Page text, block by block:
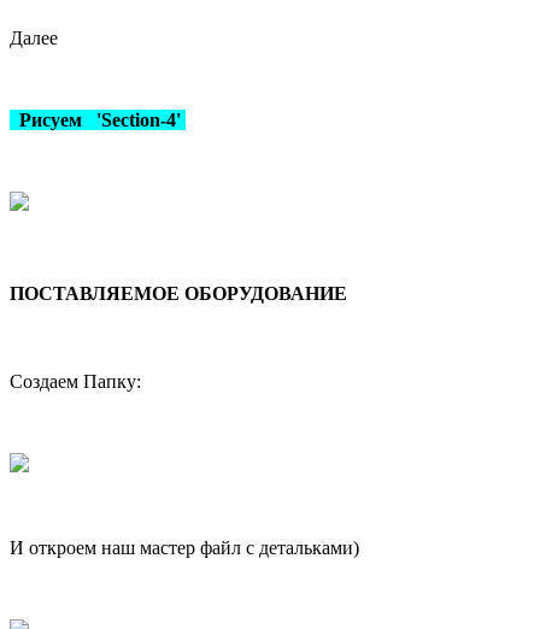
Далее
Рисуем 'Section-4'
ПОСТАВЛЯЕМОЕ ОБОРУДОВАНИЕ
Создаем Папку:
И откроем наш мастер файл с детальками)